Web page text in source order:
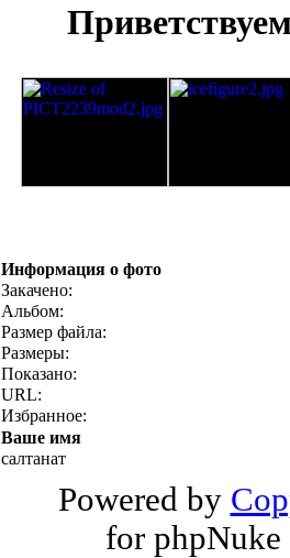
Информация о фото
Закачено:
Альбом:
Размер файла:
Размеры:
Показано:
URL:
Избранное:
Ваше имя
салтанат
Powered by
for